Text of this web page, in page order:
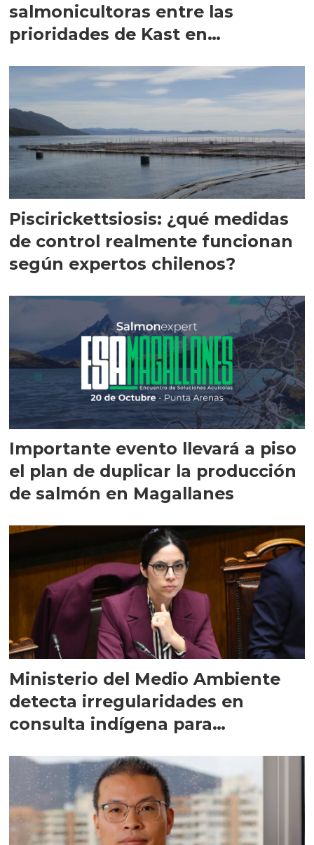
salmonicultoras entre las
prioridades de Kast en
Piscirickettsiosis: ¿qué medidas
de control realmente funcionan
según expertos chilenos?
Importante evento llevará a piso
el plan de duplicar la producción
de salmón en Magallanes
Ministerio del Medio Ambiente
detecta irregularidades en
consulta indígena para